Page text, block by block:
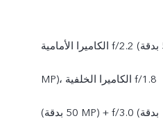
الكاميرا الأمامية f/2.2 (بدقة ‎5
MP)، الكاميرا الخلفية f/1.8
(بدقة ‎50 MP) + f/3.0 ‏(بدقة